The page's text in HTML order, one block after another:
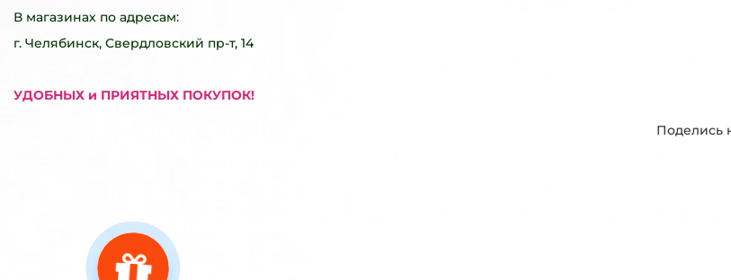
В магазинах по адресам:
г. Челябинск, Свердловский пр-т, 14
УДОБНЫХ и ПРИЯТНЫХ ПОКУПОК!
Поделись